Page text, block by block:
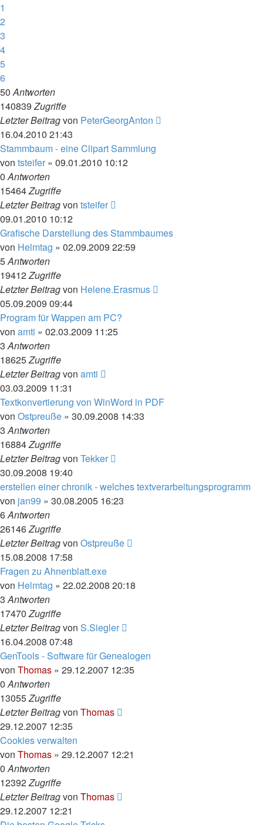
1
2
3
4
5
6
50Antworten
140839Zugriffe
Letzter Beitragvon PeterGeorgAnton
16.04.2010 21:43
Stammbaum - eine Clipart Sammlung
von tsteifer » 09.01.2010 10:12
0Antworten
15464Zugriffe
Letzter Beitragvon tsteifer
09.01.2010 10:12
Grafische Darstellung des Stammbaumes
von Helmtag » 02.09.2009 22:59
5Antworten
19412Zugriffe
Letzter Beitragvon Helene.Erasmus
05.09.2009 09:44
Program für Wappen am PC?
von amti » 02.03.2009 11:25
3Antworten
18625Zugriffe
Letzter Beitragvon amti
03.03.2009 11:31
Textkonvertierung von WinWord in PDF
von Ostpreuße » 30.09.2008 14:33
3Antworten
16884Zugriffe
Letzter Beitragvon Tekker
30.09.2008 19:40
erstellen einer chronik - welches textverarbeitungsprogramm
von jan99 » 30.08.2005 16:23
6Antworten
26146Zugriffe
Letzter Beitragvon Ostpreuße
15.08.2008 17:58
Fragen zu Ahnenblatt.exe
von Helmtag » 22.02.2008 20:18
3Antworten
17470Zugriffe
Letzter Beitragvon S.Siegler
16.04.2008 07:48
GenTools - Software für Genealogen
von Thomas » 29.12.2007 12:35
0Antworten
13055Zugriffe
Letzter Beitragvon Thomas
29.12.2007 12:35
Cookies verwalten
von Thomas » 29.12.2007 12:21
0Antworten
12392Zugriffe
Letzter Beitragvon Thomas
29.12.2007 12:21